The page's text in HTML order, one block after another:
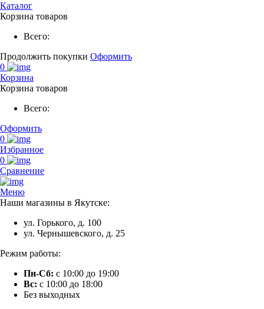
Каталог
Корзина товаров
Всего:
Продолжить покупки Оформить
0
Корзина
Корзина товаров
Всего:
Оформить
0
Избранное
0
Сравнение
Меню
Наши магазины в Якутске:
ул. Горького, д. 100
ул. Чернышевского, д. 25
Режим работы:
Пн-Сб: с 10:00 до 19:00
Вс: с 10:00 до 18:00
Без выходных